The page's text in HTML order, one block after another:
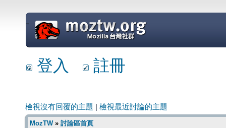
=
登入 註冊
檢視沒有回覆的主題 檢視最近討論的主題
MozTW» 討論區首頁